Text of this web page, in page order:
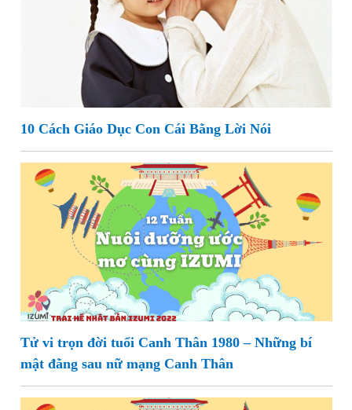
10 Cách Giáo Dục Con Cái Bằng Lời Nói
Tử vi trọn đời tuổi Canh Thân 1980 – Những bí
mật đằng sau nữ mạng Canh Thân